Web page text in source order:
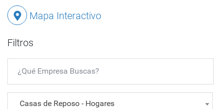
Mapa Interactivo
Filtros
Casas de Reposo - Hogares